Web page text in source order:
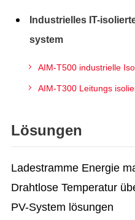
Industrielles IT-
system
AIM-T500 industrielle
AIM-T300 Leitungs
Lösungen
Ladestramme Energie
Drahtlose Temperatur
PV-System lösungen